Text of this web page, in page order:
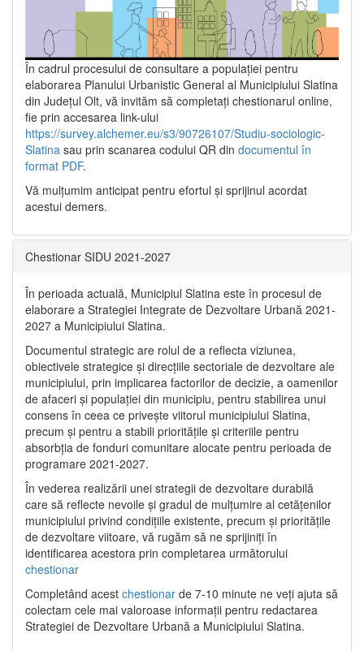
În cadrul procesului de consultare a populaţiei pentru
elaborarea Planului Urbanistic General al Municipiului Slatina
din Județul Olt, vă invităm să completați chestionarul online,
fie prin accesarea link-ului
https://survey.alchemer.eu/s3/90726107/Studiu-sociologic-
Slatina sau prin scanarea codului QR din documentul în
format PDF.
Vă mulţumim anticipat pentru efortul şi sprijinul acordat
acestui demers.
Chestionar SIDU 2021-2027
În perioada actuală, Municipiul Slatina este în procesul de
elaborare a Strategiei Integrate de Dezvoltare Urbană 2021‐
2027 a Municipiului Slatina.
Documentul strategic are rolul de a reflecta viziunea,
obiectivele strategice și direcțiile sectoriale de dezvoltare ale
municipiului, prin implicarea factorilor de decizie, a oamenilor
de afaceri și populației din municipiu, pentru stabilirea unui
consens în ceea ce privește viitorul municipiului Slatina,
precum și pentru a stabili prioritățile și criteriile pentru
absorbția de fonduri comunitare alocate pentru perioada de
programare 2021-2027.
În vederea realizării unei strategii de dezvoltare durabilă
care să reflecte nevoile și gradul de mulțumire al cetățenilor
municipiului privind condițiile existente, precum și prioritățile
de dezvoltare viitoare, vă rugăm să ne sprijiniți în
identificarea acestora prin completarea următorului
chestionar
Completând acest chestionar de 7-10 minute ne veți ajuta să
colectam cele mai valoroase informații pentru redactarea
Strategiei de Dezvoltare Urbană a Municipiului Slatina.